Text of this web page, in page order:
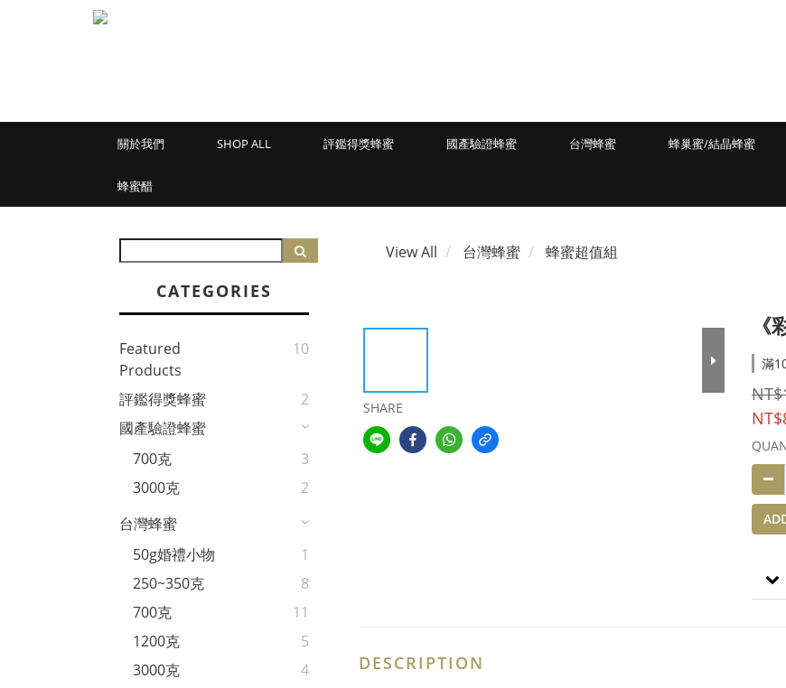
關於我們 SHOP ALL 評鑑得獎蜂蜜 國產驗證蜂蜜 台灣蜂蜜 蜂巢蜜/結晶蜂蜜
蜂蜜醋
CATEGORIES
Featured
Products
10
評鑑得獎蜂蜜
2
國產驗證蜂蜜
700克
3
3000克
2
台灣蜂蜜
50g婚禮小物
1
250~350克
8
700克
11
1200克
5
3000克
4
View All 台灣蜂蜜 蜂蜜超值組
SHARE
滿
DESCRIPTION